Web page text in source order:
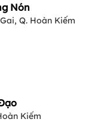
Nón
Q. Hoàn Kiếm
Kiếm